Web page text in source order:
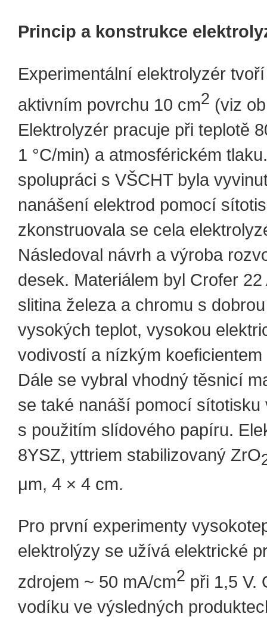
Princip a konstrukce
Experimentální elektrolyzér
aktivním povrchu 10 cm2 (viz
Elektrolyzér pracuje při teplotě
1 °C/min) a atmosférickém
spolupráci s VŠCHT byla
nanášení elektrod pomocí
zkonstruovala se cela
Následoval návrh a výroba
desek. Materiálem byl Crofer
slitina železa a chromu s
vysokých teplot, vysokou
vodivostí a nízkým
Dále se vybral vhodný těsnicí
se také nanáší pomocí sítotisku
s použitím slídového papíru.
8YSZ, yttriem stabilizovaný ZrO
μm, 4 × 4 cm.
Pro první experimenty
elektrolýzy se užívá elektrické
zdrojem ~ 50 mA/cm2 při 1,5 V.
vodíku ve výsledných